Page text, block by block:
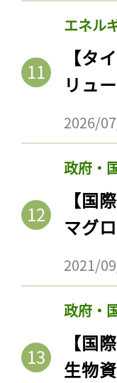
エネル
【タ
リュ
2026/
政府・
【国
マグ
2021/
政府・
【国
生物